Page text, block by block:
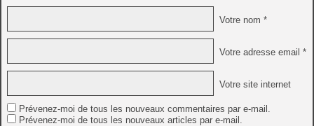
Votre nom *
Votre adresse email *
Votre site internet
Prévenez-moi de tous les nouveaux commentaires par e-mail.
Prévenez-moi de tous les nouveaux articles par e-mail.